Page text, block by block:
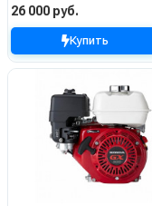
26 000 руб.
Купить